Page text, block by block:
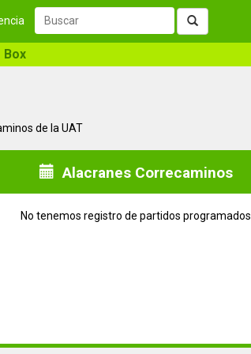
Box
de la UAT
Alacranes Correcaminos
No tenemos registro de partidos programados